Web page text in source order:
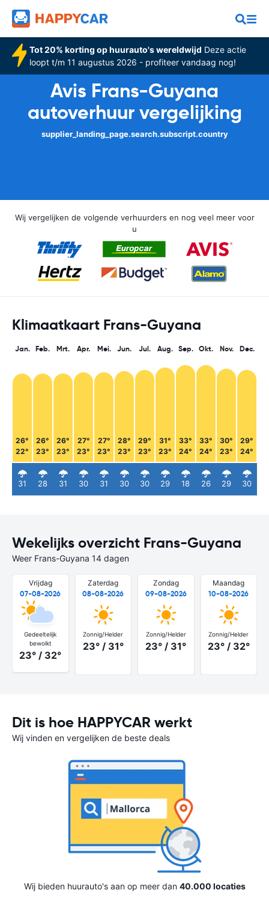
Tot 20% korting op huurauto's wereldwijd Deze actie
loopt t/m 11 augustus 2026 - profiteer vandaag nog!
Avis Frans-Guyana
autoverhuur vergelijking
supplier_landing_page.search.subscript.country
Wij vergelijken de volgende verhuurders en nog veel meer voor
u
Klimaatkaart Frans-Guyana
Jan.
26°
22°
31
Feb.
26°
23°
28
Mrt.
26°
23°
31
Apr.
27°
23°
30
Mei.
27°
23°
31
Jun.
28°
23°
30
Jul.
29°
23°
30
Aug.
31°
23°
29
Sep.
33°
24°
18
Okt.
33°
24°
26
Nov.
30°
23°
29
Dec.
29°
24°
30
Wekelijks overzicht Frans-Guyana
Weer Frans-Guyana 14 dagen
Vrijdag
07-08-2026
Gedeeltelijk
bewolkt
23° / 32°
Zaterdag
08-08-2026
Zonnig/Helder
23° / 31°
Zondag
09-08-2026
Zonnig/Helder
23° / 31°
Maandag
10-08-2026
Zonnig/Helder
23° / 32°
Dit is hoe HAPPYCAR werkt
Wij vinden en vergelijken de beste deals
Wij bieden huurauto's aan op meer dan 40.000 locaties